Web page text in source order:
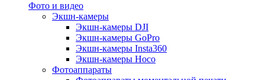
Фото и видео
Экшн-камеры
Экшн-камеры DJI
Экшн-камеры GoPro
Экшн-камеры Insta360
Экшн-камеры Hoco
Фотоаппараты